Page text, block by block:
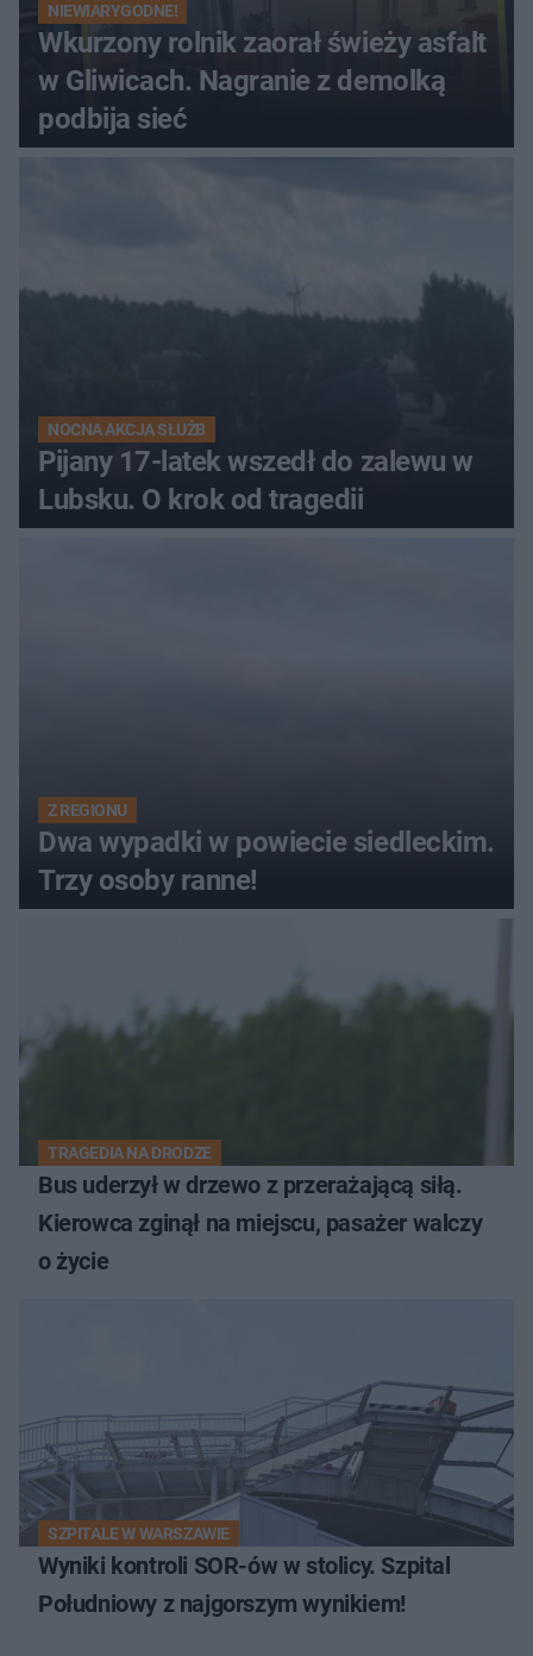
NIEWIARYGODNE!
Wkurzony rolnik zaorał świeży asfalt
w Gliwicach. Nagranie z demolką
podbija sieć
NOCNA AKCJA SŁUŻB
Pijany 17-latek wszedł do zalewu w
Lubsku. O krok od tragedii
Z REGIONU
Dwa wypadki w powiecie siedleckim.
Trzy osoby ranne!
TRAGEDIA NA DRODZE
Bus uderzył w drzewo z przerażającą siłą.
Kierowca zginął na miejscu, pasażer walczy
o życie
SZPITALE W WARSZAWIE
Wyniki kontroli SOR-ów w stolicy. Szpital
Południowy z najgorszym wynikiem!